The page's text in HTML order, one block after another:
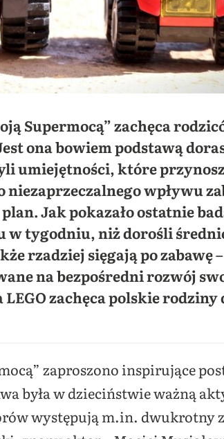
Supermocą” zachęca
ona bowiem podstawą
umiejętności, które
wpływu
Jak pokazało ostatnie
w tygodniu, niż dorośli
rzadziej sięgają po zabawę –
na bezpośredni rozwój
zachęca polskie
zaproszono inspirujące
była w dzieciństwie ważną
występują m.in. dwukrotny